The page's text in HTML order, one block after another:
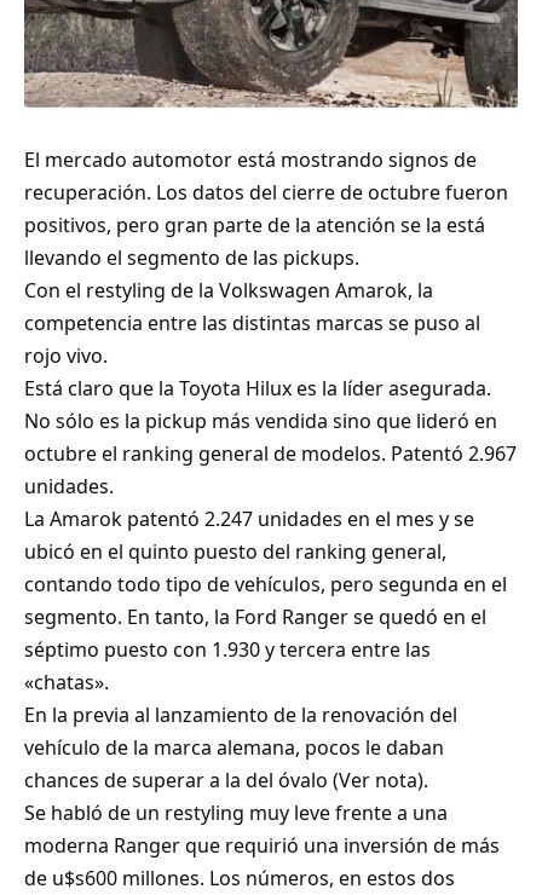
El mercado automotor está mostrando signos de
recuperación. Los datos del cierre de octubre fueron
positivos, pero gran parte de la atención se la está
llevando el segmento de las pickups.
Con el restyling de la Volkswagen Amarok, la
competencia entre las distintas marcas se puso al
rojo vivo.
Está claro que la Toyota Hilux es la líder asegurada.
No sólo es la pickup más vendida sino que lideró en
octubre el ranking general de modelos. Patentó 2.967
unidades.
La Amarok patentó 2.247 unidades en el mes y se
ubicó en el quinto puesto del ranking general,
contando todo tipo de vehículos, pero segunda en el
segmento. En tanto, la Ford Ranger se quedó en el
séptimo puesto con 1.930 y tercera entre las
«chatas».
En la previa al lanzamiento de la renovación del
vehículo de la marca alemana, pocos le daban
chances de superar a la del óvalo (Ver nota).
Se habló de un restyling muy leve frente a una
moderna Ranger que requirió una inversión de más
de u$s600 millones. Los números, en estos dos